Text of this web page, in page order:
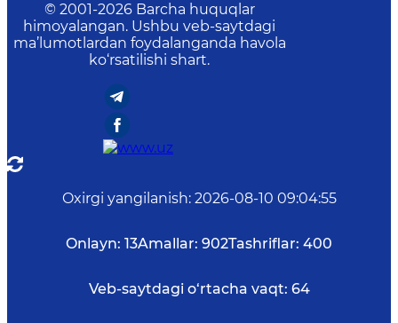
© 2001-2026 Barcha huquqlar
himoyalangan. Ushbu veb-saytdagi
ma’lumotlardan foydalanganda havola
ko‘rsatilishi shart.
Oxirgi yangilanish: 2026-08-10 09:04:55
Onlayn: 13Amallar: 902Tashriflar: 400
Veb-saytdagi o‘rtacha vaqt: 64